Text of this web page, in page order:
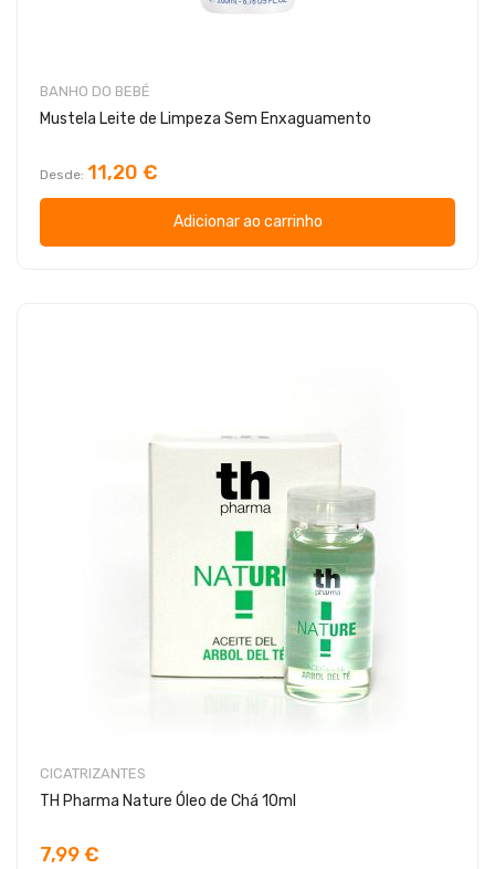
BANHO DO BEBÉ
Mustela Leite de Limpeza Sem Enxaguamento
Desde 11,20 €
Adicionar ao carrinho
CICATRIZANTES
TH Pharma Nature Óleo de Chá 10ml
7,99 €